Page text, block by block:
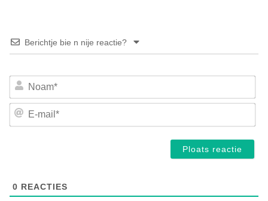
Berichtje bie n nije reactie?
E-
0 REACTIES